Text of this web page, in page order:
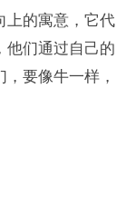
上的寓意，它代
他们通过自己的
要像牛一样，